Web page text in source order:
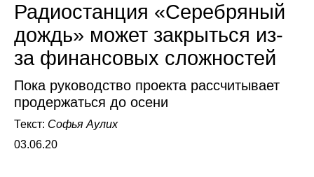
Радиостанция «Серебряный
дождь» может закрыться из-
за финансовых сложностей
Пока руководство проекта рассчитывает
продержаться до осени
Текст: Софья Аулих
03.06.20